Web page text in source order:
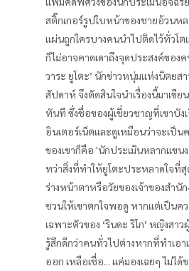
สติ๊กเกอร์รูปใบหน้าของชายอ้วนห
แผ่นถูกใครบางคนนำไปติดไว้ทั่วโต
ก็ไม่อาจคาดเดาถึงจุดประสงค์ของค
วาระ ยูโตะ’ นักข่าวหนุ่มแห่งนิตยส
สัปดาห์ จึงตัดสินใจนำเรื่องนี้มาเขีย
ทันที ซึ่งชื่อของผู้เชี่ยวชาญที่เขาบัง
อินเตอร์เน็ตและดูเหมือนว่าจะเป็น
ของเขาก็คือ 'นักประเมินหลากแขนง
ทว่าสิ่งที่ทำให้ยูโตะประหลาดใจที่
ร่างหน้าตาหรือวัยของเจ้าของสำนั
ชวนให้เขาตกใจพอดู หากแต่เป็นค
เฉพาะตัวของ ‘รินดะ ริโก’ หญิงสา
รู้สึกดีกว่าคนทั่วไปต่างหากที่ทำเอา
ออก เหลือเชื่อ... แค่มองเฉยๆ ไม่ไ